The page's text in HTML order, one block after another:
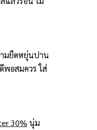
มยืดหยุ่นปาน
พอสมควร ใส่
30% นุ่ม